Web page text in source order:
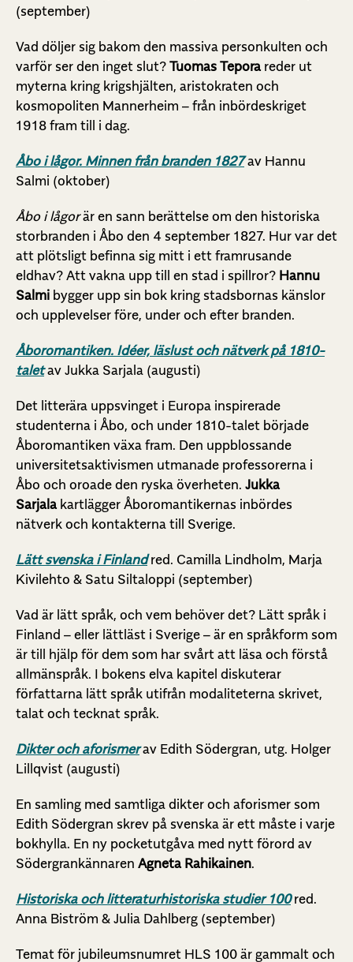
(september)
Vad döljer sig bakom den massiva personkulten och
varför ser den inget slut? Tuomas Teporareder ut
myterna kring krigshjälten, aristokraten och
kosmopoliten Mannerheim – från inbördeskriget
1918 fram till i dag.
Åbo i lågor. Minnen från branden 1827av Hannu
Salmi (oktober)
Åbo i lågorär en sann berättelse om den historiska
storbranden i Åbo den 4 september 1827. Hur var det
att plötsligt befinna sig mitt i ett framrusande
eldhav? Att vakna upp till en stad i spillror? Hannu
Salmi bygger upp sin bok kring stadsbornas känslor
och upplevelser före, under och efter branden.
Åboromantiken. Idéer, läslust och nätverk på 1810-
talet av Jukka Sarjala (augusti)
Det litterära uppsvinget i Europa inspirerade
studenterna i Åbo, och under 1810-talet började
Åboromantiken växa fram. Den uppblossande
universitetsaktivismen utmanade professorerna i
Åbo och oroade den ryska överheten. Jukka
Sarjalakartlägger Åboromantikernas inbördes
nätverk och kontakterna till Sverige.
Lätt svenska i Finlandred. Camilla Lindholm, Marja
Kivilehto & Satu Siltaloppi (september)
Vad är lätt språk, och vem behöver det? Lätt språk i
Finland – eller lättläst i Sverige – är en språkform som
är till hjälp för dem som har svårt att läsa och förstå
allmänspråk. I bokens elva kapitel diskuterar
författarna lätt språk utifrån modaliteterna skrivet,
talat och tecknat språk.
Dikter och aforismerav Edith Södergran, utg. Holger
Lillqvist (augusti)
En samling med samtliga dikter och aforismer som
Edith Södergran skrev på svenska är ett måste i varje
bokhylla. En ny pocketutgåva med nytt förord av
Södergrankännaren Agneta Rahikainen.
Historiska och litteraturhistoriska studier 100 red.
Anna Biström & Julia Dahlberg (september)
Temat för jubileumsnumret HLS 100 är gammalt och